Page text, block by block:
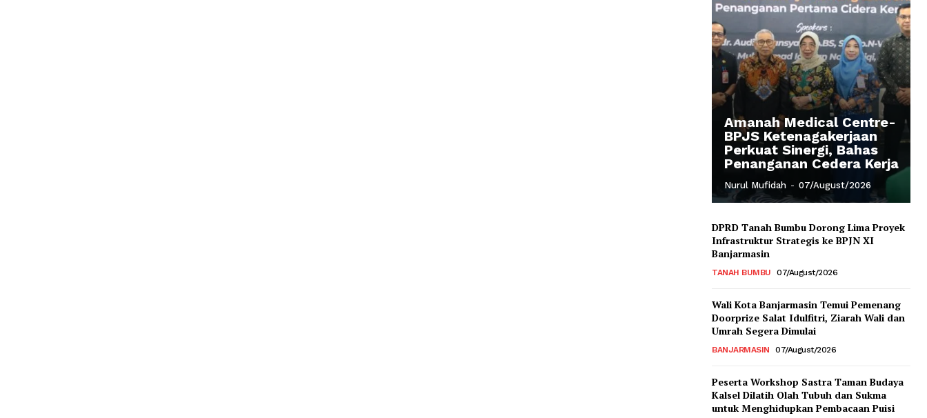
Amanah Medical Centre-
BPJS Ketenagakerjaan
Perkuat Sinergi, Bahas
Penanganan Cedera Kerja
Nurul Mufidah - 07/August/2026
DPRD Tanah Bumbu Dorong Lima Proyek
Infrastruktur Strategis ke BPJN XI
Banjarmasin
TANAH BUMBU 07/August/2026
Wali Kota Banjarmasin Temui Pemenang
Doorprize Salat Idulfitri, Ziarah Wali dan
Umrah Segera Dimulai
BANJARMASIN 07/August/2026
Peserta Workshop Sastra Taman Budaya
Kalsel Dilatih Olah Tubuh dan Sukma
untuk Menghidupkan Pembacaan Puisi